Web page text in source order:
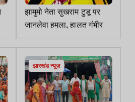
झामुमो नेता सुखराम टुडू पर
जानलेवा हमला, हालत गंभीर
झारखंड न्यूज़